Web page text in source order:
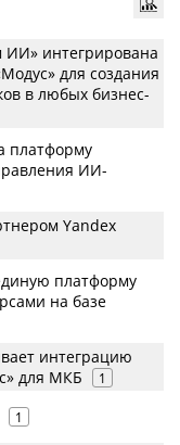
ИИ» интегрирована
для создания
в любых бизнес-
платформу
ИИ-
Yandex
платформу
на базе
интеграцию
для МКБ
1
1